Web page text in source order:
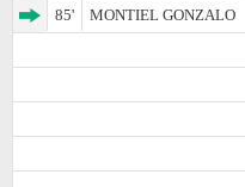
85'
MONTIEL GONZALO